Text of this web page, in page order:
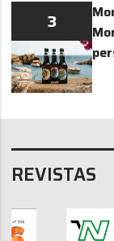
3
REVISTAS